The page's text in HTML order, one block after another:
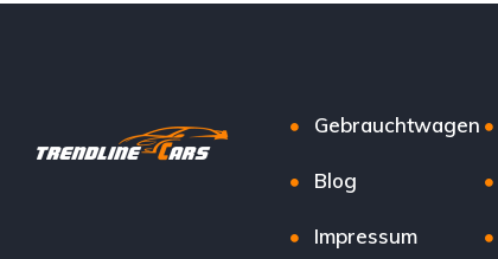
Gebrauchtwagen
Blog
Impressum